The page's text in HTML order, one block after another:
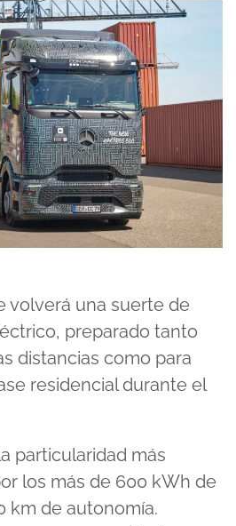
volverá una suerte de
preparado tanto
distancias como para
residencial durante el
particularidad más
los más de 600 kWh de
km de autonomía.